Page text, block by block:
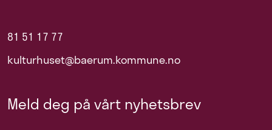
81 51 17 77
kulturhuset@baerum.kommune.no
Meld deg på vårt nyhetsbrev